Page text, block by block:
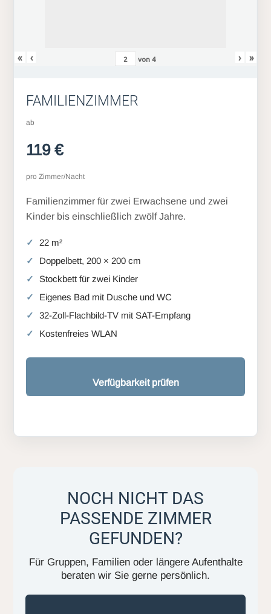
« ‹ von4 › »
FAMILIENZIMMER
ab
119 €
pro Zimmer/Nacht
Familienzimmer für zwei Erwachsene und zwei
Kinder bis einschließlich zwölf Jahre.
22 m²
Doppelbett, 200 × 200 cm
Stockbett für zwei Kinder
Eigenes Bad mit Dusche und WC
32-Zoll-Flachbild-TV mit SAT-Empfang
Kostenfreies WLAN
Verfügbarkeit prüfen
NOCH NICHT DAS
PASSENDE ZIMMER
GEFUNDEN?
Für Gruppen, Familien oder längere Aufenthalte
beraten wir Sie gerne persönlich.